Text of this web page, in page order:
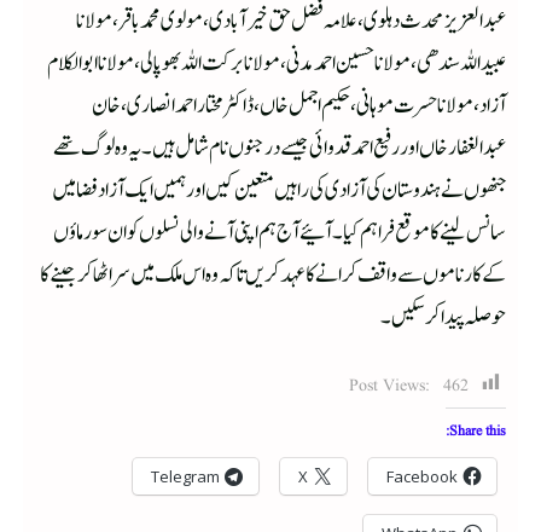
عبدالعزیزمحدث دہلوی،علامہ فضل حق خیرآبادی،مولوی محمدباقر،مولانا
عبیداللہ سندھی، مولانا حسین احمدمدنی،مولانا برکت اللہ بھوپالی، مولانا ابوالکلام
آزاد، مولانا حسرت موہانی،حکیم اجمل خاں، ڈاکٹر مختار احمدانصاری، خان
عبدالغفار خاں اوررفیع احمد قدوائی جیسے درجنوں نام شامل ہیں۔یہ وہ لوگ تھے
جنھوں نے ہندوستان کی آزادی کی راہیں متعین کیں اور ہمیں ایک آزاد فضا میں
سانس لینے کا موقع فراہم کیا۔ آئیے آج ہم اپنی آنے والی نسلوں کو ان سورماؤں
کے کارناموں سے واقف کرانے کا عہد کریں تاکہ وہ اس ملک میں سراٹھا کرجینے کا
حوصلہ پیدا کرسکیں۔
Post Views: 462
Share this:
Facebook
X
Telegram